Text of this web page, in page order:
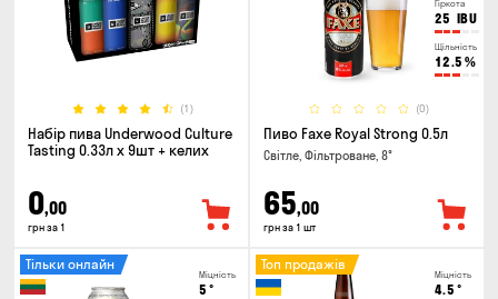
(1)
Набір пива Underwood Culture
Tasting 0.33л x 9шт + келих
0,00
грн за 1
Гіркота
25 IBU
Щільність
12.5 %
(0)
Пиво Faxe Royal Strong 0.5л
Світле, Фільтроване, 8°
65,00
грн за 1 шт
Міцність
5 °
Тільки онлайн
Міцність
4.5 °
Топ продажів